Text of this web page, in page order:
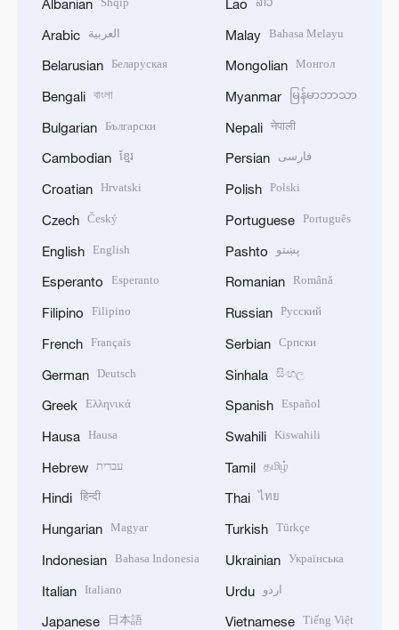
Albanian
Arabic العربية
Belarusian Беларуская
Bengali বাংলা
Bulgarian Български
Cambodian ខ្មែរ
Croatian Hrvatski
Czech Český
English English
Esperanto Esperanto
Filipino Filipino
French Français
German Deutsch
Greek Ελληνικά
Hausa Hausa
Hebrew עברית
Hindi हिन्दी
Hungarian Magyar
Indonesian Bahasa Indonesia
Italian Italiano
Japanese 日本語
Lao
Malay Bahasa Melayu
Mongolian Монгол
Myanmar မြန်မာဘာသာ
Nepali नेपाली
Persian فارسی
Polish Polski
Portuguese Português
Pashto پښتو
Romanian Română
Russian Русский
Serbian Српски
Sinhala සිංහල
Spanish Español
Swahili Kiswahili
Tamil தமிழ்
Thai ไทย
Turkish Türkçe
Ukrainian Українська
Urdu اردو
Vietnamese Tiếng Việt